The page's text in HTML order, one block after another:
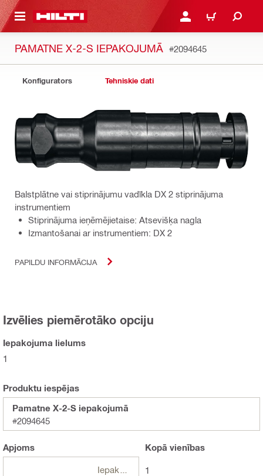
SATURU PIESLĒGTIES VAI
IEPIRKŠANĀS
PAMATNE X-2-S IEPAKOJUMĀ #2094645
Konfigurators Tehniskie dati
Balstplātne vai stiprinājumu vadīkla DX 2 stiprinājuma
instrumentiem
Stiprinājuma ieņēmējietaise: Atsevišķa nagla
Izmantošanai ar instrumentiem: DX 2
PAPILDU INFORMĀCIJA
Izvēlies piemērotāko opciju
Iepakojuma lielums
1
Produktu iespējas
Pamatne X-2-S iepakojumā
#2094645
Apjoms Kopā vienības
1